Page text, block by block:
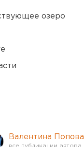
озеро
Валентина Попова